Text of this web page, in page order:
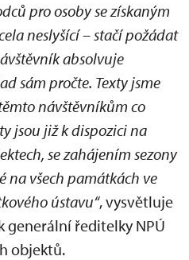
pro osoby se získaným
neslyšící – stačí požádat
absolvuje
sám pročte. Texty jsme
návštěvníkům co
jsou již k dispozici na
se zahájením sezony
všech památkách ve
ústavu“, vysvětluje
generální ředitelky NPÚ
objektů.